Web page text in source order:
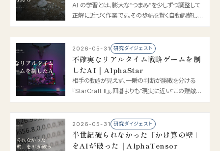
AI の学習とは、膨大な“つまみ”を少しずつ調整して
正解に近づく作業です。その歩幅を賢く自動調整し、
ます。
2026-05-31 研究ダイジェスト
不確実なリアルタイム戦略ゲームを制
したAI｜AlphaStar
相手の動きが見えず、一瞬の判断が勝敗を分ける
『StarCraft II』。囲碁よりも“現実に近い”この難敵
2026-05-31 研究ダイジェスト
半世紀破られなかった「かけ算の壁」
をAIが破った｜AlphaTensor